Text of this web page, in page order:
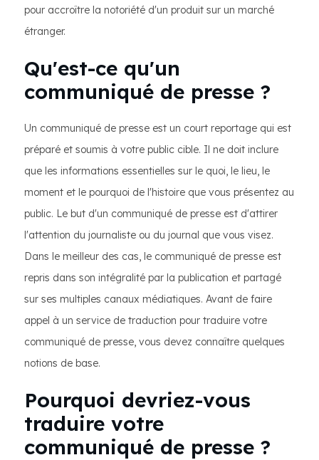
pour accroître la notoriété d'un produit sur un marché
étranger.
Qu'est-ce qu'un
communiqué de presse ?
Un communiqué de presse est un court reportage qui est
préparé et soumis à votre public cible. Il ne doit inclure
que les informations essentielles sur le quoi, le lieu, le
moment et le pourquoi de l'histoire que vous présentez au
public. Le but d'un communiqué de presse est d'attirer
l'attention du journaliste ou du journal que vous visez.
Dans le meilleur des cas, le communiqué de presse est
repris dans son intégralité par la publication et partagé
sur ses multiples canaux médiatiques. Avant de faire
appel à un service de traduction pour traduire votre
communiqué de presse, vous devez connaître quelques
notions de base.
Pourquoi devriez-vous
traduire votre
communiqué de presse ?